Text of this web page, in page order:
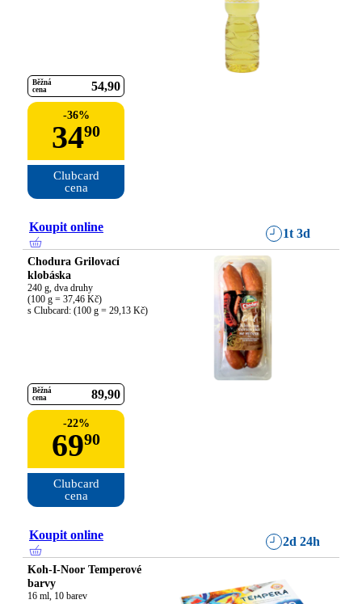
Běžná
cena
54 90
-36%
3490
Clubcard
cena
Koupit online 1t 3d
Chodura Grilovací
klobáska
240 g, dva druhy
(100 g = 37,46 Kč)
s Clubcard: (100 g = 29,13 Kč)
Běžná
cena
89 90
-22%
6990
Clubcard
cena
Koupit online 2d 24h
Koh-I-Noor Temperové
barvy
16 ml, 10 barev